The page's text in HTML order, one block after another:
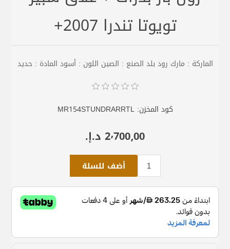
تويوتا تندرا 2007+
الماركة : مارك رود بلد الصنع : الصين اللون : أسود المادة : حديد
كود المخزن: MR154STUNDRARRTL
2٬700٫00 د.إ.‏
أضف للسلة